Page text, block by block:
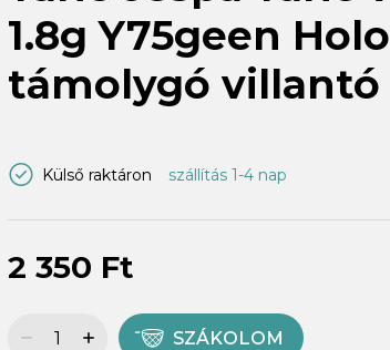
1.8g Y75geen
támolygó villantó
Külső raktáron szállítás 1-4 nap
2 350 Ft
SZÁKOLOM